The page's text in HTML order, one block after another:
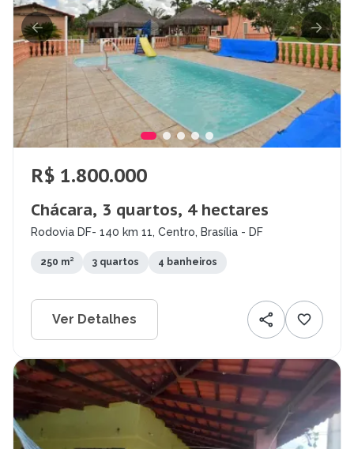
R$ 1.800.000
Chácara, 3 quartos, 4 hectares
Rodovia DF- 140 km 11, Centro, Brasília - DF
250 m² 3 quartos 4 banheiros
Ver Detalhes